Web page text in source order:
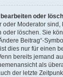
oder
oder Moderator sind,
löschen. Sie
Beitrag“-
dies nur für einen
bereits jemand
als
der letzte